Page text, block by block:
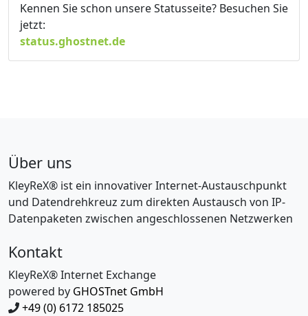
Kennen Sie schon unsere Statusseite? Besuchen Sie
jetzt:
status.ghostnet.de
Über uns
KleyReX® ist ein innovativer Internet-Austauschpunkt
und Datendrehkreuz zum direkten Austausch von IP-
Datenpaketen zwischen angeschlossenen Netzwerken
Kontakt
KleyReX® Internet Exchange
powered by GHOSTnet GmbH
+49 (0) 6172 185025